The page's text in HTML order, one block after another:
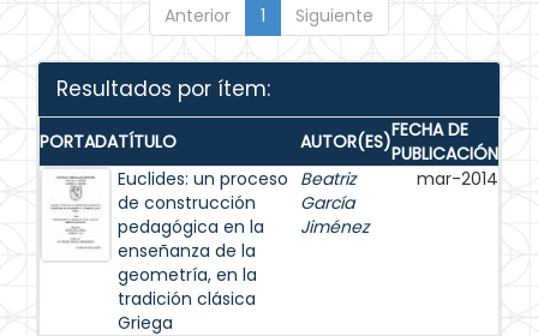
Anterior 1 Siguiente
Resultados por ítem:
PORTADATÍTULO AUTOR(ES)FECHA DE
PUBLICACIÓN
Euclides: un proceso
de construcción
pedagógica en la
enseñanza de la
geometría, en la
tradición clásica
Griega
Beatriz
García
Jiménez
mar-2014